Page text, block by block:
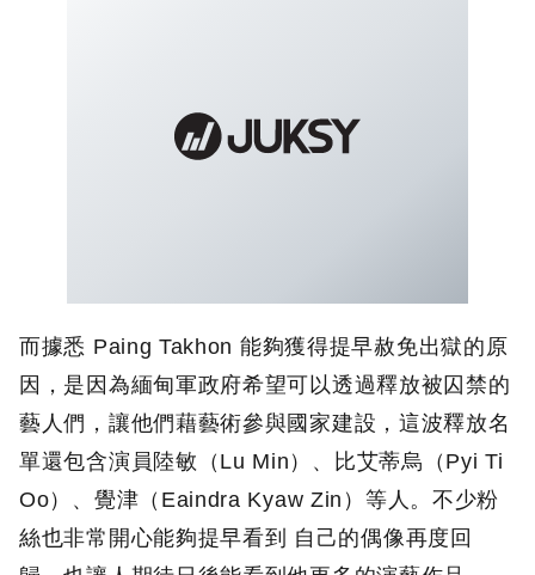
而據悉 Paing Takhon 能夠獲得提早赦免出獄的原
因，是因為緬甸軍政府希望可以透過釋放被囚禁的
藝人們，讓他們藉藝術參與國家建設，這波釋放名
單還包含演員陸敏（Lu Min）、比艾蒂烏（Pyi Ti
Oo）、覺津（Eaindra Kyaw Zin）等人。不少粉
絲也非常開心能夠提早看到 自己的偶像再度回